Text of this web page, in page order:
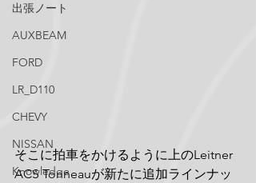
出張ノート
AUXBEAM
FORD
LR_D110
CHEVY
NISSAN
Knowledge
そこに拍車をかけるように上のLeitner
ACS Tonneauが新たに追加ラインナッ